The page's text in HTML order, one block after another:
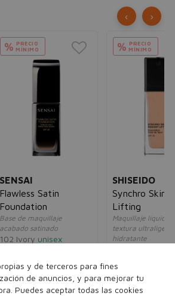
PRECIO
MÍNIMO
Synchro Skin Radiant
Maquillaje líquido de
textura ultraligera e
hidratante
29,68€
‹ ›
y de terceros para fines
de anuncios, y para mejorar tu
Puedes aceptar todas las cookies